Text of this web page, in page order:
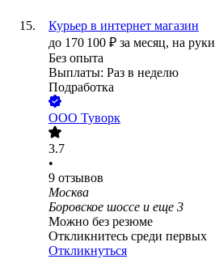
Курьер в интернет магазин
до 170 100 ₽ за месяц, на руки
Без опыта
Выплаты: Раз в неделю
Подработка
ООО Туворк
3.7
•
9 отзывов
Москва
Боровское шоссе и еще 3
Можно без резюме
Откликнитесь среди первых
Откликнуться